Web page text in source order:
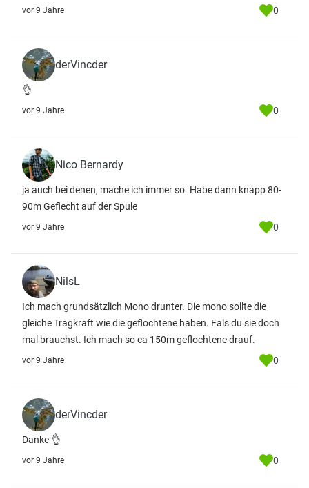
vor 9 Jahre 0
derVincder
👌
vor 9 Jahre 0
Nico Bernardy
ja auch bei denen, mache ich immer so. Habe dann knapp 80-
90m Geflecht auf der Spule
vor 9 Jahre 0
NilsL
Ich mach grundsätzlich Mono drunter. Die mono sollte die
gleiche Tragkraft wie die geflochtene haben. Fals du sie doch
mal brauchst. Ich mach so ca 150m geflochtene drauf.
vor 9 Jahre 0
derVincder
Danke 👌
vor 9 Jahre 0